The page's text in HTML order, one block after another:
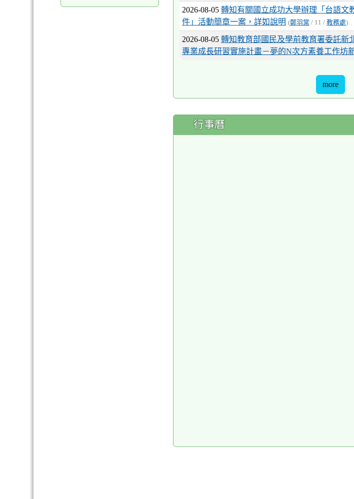
2026-08-05 轉知有關國立成功大學辦理「台語文
件」活動簡章一案，詳如說明 (鄭羽棠 / 11 / 教務處)
2026-08-05 轉知教育部國民及學前教育署委託新
專業成長研習實施計畫－夢的N次方素養工作坊
more
行事曆